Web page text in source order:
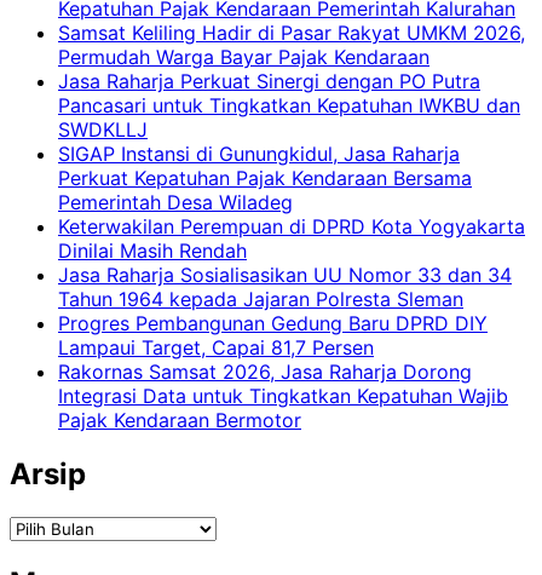
Kepatuhan Pajak Kendaraan Pemerintah Kalurahan
Samsat Keliling Hadir di Pasar Rakyat UMKM 2026,
Permudah Warga Bayar Pajak Kendaraan
Jasa Raharja Perkuat Sinergi dengan PO Putra
Pancasari untuk Tingkatkan Kepatuhan IWKBU dan
SWDKLLJ
SIGAP Instansi di Gunungkidul, Jasa Raharja
Perkuat Kepatuhan Pajak Kendaraan Bersama
Pemerintah Desa Wiladeg
Keterwakilan Perempuan di DPRD Kota Yogyakarta
Dinilai Masih Rendah
Jasa Raharja Sosialisasikan UU Nomor 33 dan 34
Tahun 1964 kepada Jajaran Polresta Sleman
Progres Pembangunan Gedung Baru DPRD DIY
Lampaui Target, Capai 81,7 Persen
Rakornas Samsat 2026, Jasa Raharja Dorong
Integrasi Data untuk Tingkatkan Kepatuhan Wajib
Pajak Kendaraan Bermotor
Arsip
Arsip